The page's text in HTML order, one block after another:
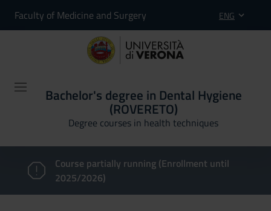
Faculty of Medicine and Surgery ENG
Bachelor's degree in Dental Hygiene
(ROVERETO)
Degree courses in health techniques
Course partially running (Enrollment until
2025/2026)